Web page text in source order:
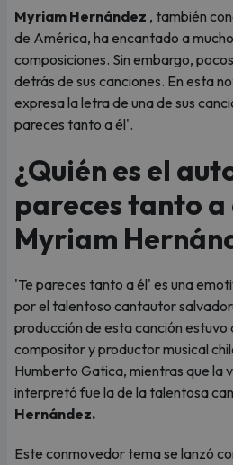
Myriam Hernández , también
de América, ha encantado a
composiciones. Sin embargo,
detrás de sus canciones. En esta
expresa la letra de una de sus
pareces tanto a él'.
¿Quién es el
pareces tanto a
Myriam
'Te pareces tanto a él' es una
por el talentoso cantautor
producción de esta canción
compositor y productor musical
Humberto Gatica, mientras que la
interpretó fue la de la talentosa
Hernández.
Este conmovedor tema se lanzó